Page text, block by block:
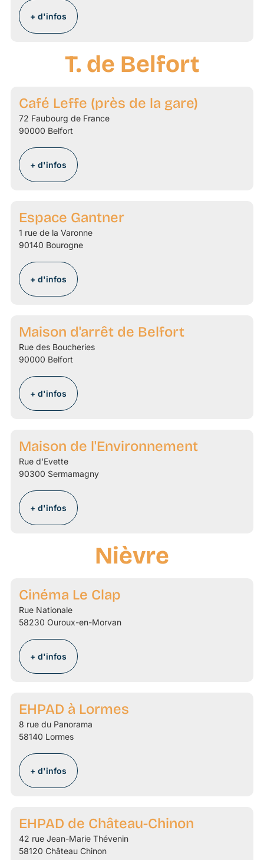
+ d'infos
T. de Belfort
Café Leffe (près de la gare)
72 Faubourg de France
90000 Belfort
+ d'infos
Espace Gantner
1 rue de la Varonne
90140 Bourogne
+ d'infos
Maison d'arrêt de Belfort
Rue des Boucheries
90000 Belfort
+ d'infos
Maison de l'Environnement
Rue d'Evette
90300 Sermamagny
+ d'infos
Nièvre
Cinéma Le Clap
Rue Nationale
58230 Ouroux-en-Morvan
+ d'infos
EHPAD à Lormes
8 rue du Panorama
58140 Lormes
+ d'infos
EHPAD de Château-Chinon
42 rue Jean-Marie Thévenin
58120 Château Chinon